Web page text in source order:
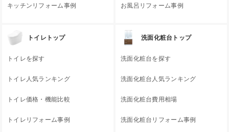
キッチンリフォーム事例 お風呂リフォーム事例
トイレトップ
トイレを探す
トイレ人気ランキング
トイレ価格・機能比較
トイレリフォーム事例
洗面化粧台トップ
洗面化粧台を探す
洗面化粧台人気ランキング
洗面化粧台費用相場
洗面化粧台リフォーム事例